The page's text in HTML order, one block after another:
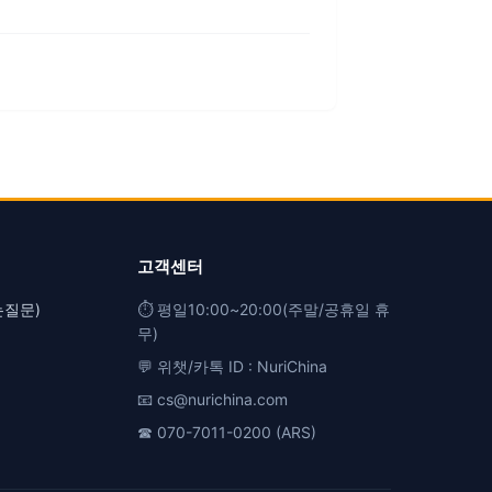
질문)
고객센터
⏱️ 평일10:00~20:00(주말/공휴일 휴
무)
💬 위챗/카톡 ID : NuriChina
📧 cs@nurichina.com
☎ 070-7011-0200 (ARS)